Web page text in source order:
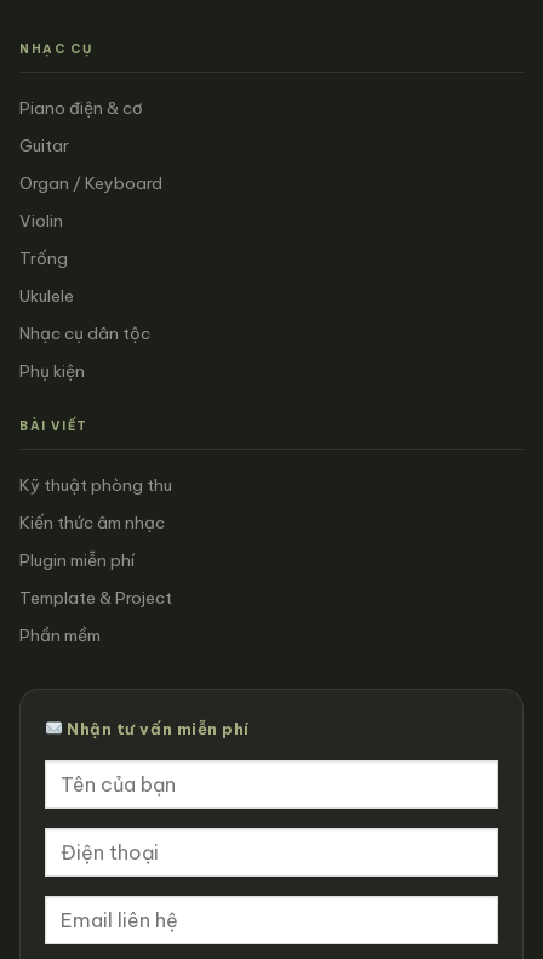
NHẠC CỤ
Piano điện & cơ
Guitar
Organ / Keyboard
Violin
Trống
Ukulele
Nhạc cụ dân tộc
Phụ kiện
BÀI VIẾT
Kỹ thuật phòng thu
Kiến thức âm nhạc
Plugin miễn phí
Template & Project
Phần mềm
Nhận tư vấn miễn phí